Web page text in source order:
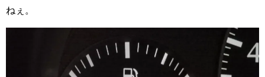
ねぇ。